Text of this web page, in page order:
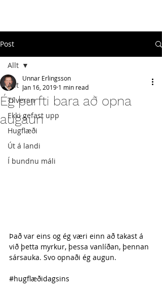
Post
Allt
Tilveran
Ekki gefast upp
Hugflæði
Út á landi
Í bundnu máli
Allt
Ég þurfti bara að opna
augaun
Unnar Erlingsson
Jan 16, 2019 1 min read
Það var eins og ég væri einn að takast á
við þetta myrkur, þessa vanlíðan, þennan
sársauka. Svo opnaði ég augun.
#hugflæðidagsins